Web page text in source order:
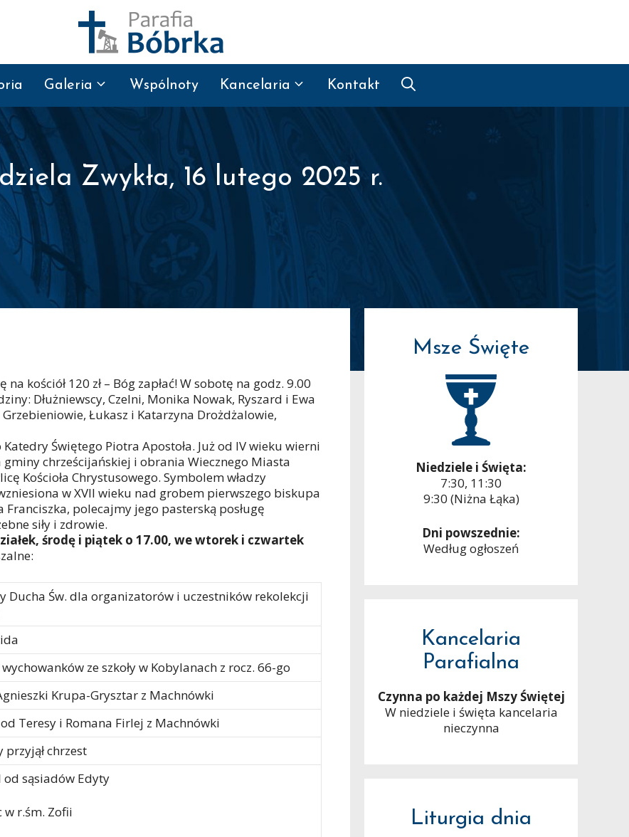
Galeria Wspólnoty Kancelaria Kontakt
Zwykła, 16 lutego 2025 r.
kościół 120 zł – Bóg zapłać! W sobotę na godz. 9.00
Dłużniewscy, Czelni, Monika Nowak, Ryszard i Ewa
Łukasz i Katarzyna Drożdżalowie,
Świętego Piotra Apostoła. Już od IV wieku wierni
chrześcijańskiej i obrania Wiecznego Miasta
Kościoła Chrystusowego. Symbolem władzy
w XVII wieku nad grobem pierwszego biskupa
polecajmy jego pasterską posługę
siły i zdrowie.
środę i piątek o 17.00, we wtorek i czwartek
Ducha Św. dla organizatorów i uczestników rekolekcji
ze szkoły w Kobylanach z rocz. 66-go
Krupa-Grysztar z Machnówki
Teresy i Romana Firlej z Machnówki
chrzest
sąsiadów Edyty
w r.śm. Zofii
Msze Święte
Niedziele i Święta:
7:30, 11:30
9:30 (Niżna Łąka)
Dni powszednie:
Według ogłoszeń
Kancelaria
Parafialna
Czynna po każdej Mszy Świętej
W niedziele i święta kancelaria
nieczynna
Liturgia dnia